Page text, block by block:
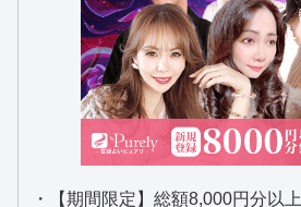
・【期間限定】総額8,000円分以